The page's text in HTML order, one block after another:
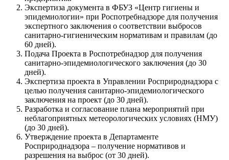
Экспертиза документа в ФБУЗ «Центр гигиены и
эпидемиологии» при Роспотребнадзоре для получения
экспертного заключения о соответствии выбросов
санитарно-гигиеническим нормативам и правилам (до
60 дней).
Подача Проекта в Роспотребнадзор для получения
санитарно-эпидемиологического заключения (до 30
дней).
Экспертиза проекта в Управлении Росприроднадзора с
целью получения санитарно-эпидемиологического
заключения на проект (до 30 дней).
Разработка и согласование плана мероприятий при
неблагоприятных метеорологических условиях (НМУ)
(до 30 дней).
Утверждение проекта в Департаменте
Росприроднадзора – получение нормативов и
разрешения на выброс (от 30 дней).